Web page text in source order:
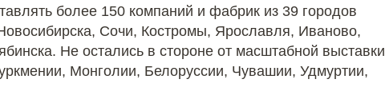
более 150 компаний и фабрик из 39 городов
Сочи, Костромы, Ярославля, Иваново,
Не остались в стороне от масштабной выставки
Монголии, Белоруссии, Чувашии, Удмуртии,